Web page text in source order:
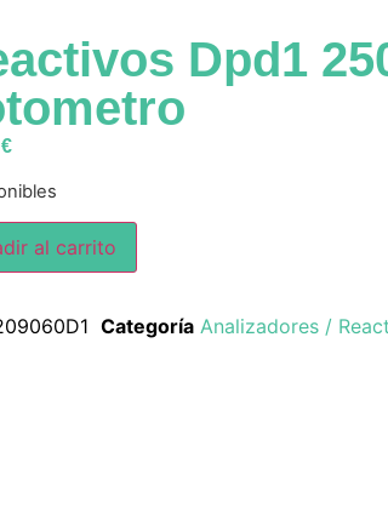
Dpd1
€
al carrito
Categoría Analizadores /